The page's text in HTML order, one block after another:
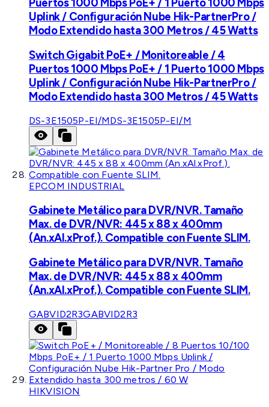
Uplink / Configuración Nube Hik-PartnerPro /
Modo Extendido hasta 300 Metros / 45 Watts
Switch Gigabit PoE+ / Monitoreable / 4
Puertos 1000 Mbps PoE+ / 1 Puerto 1000 Mbps
Uplink / Configuración Nube Hik-PartnerPro /
Modo Extendido hasta 300 Metros / 45 Watts
DS-3E1505P-EI/MDS-3E1505P-EI/M
EPCOM INDUSTRIAL
Gabinete Metálico para DVR/NVR. Tamaño
Max. de DVR/NVR: 445 x 88 x 400mm
(An.xAl.xProf.). Compatible con Fuente SLIM.
Gabinete Metálico para DVR/NVR. Tamaño
Max. de DVR/NVR: 445 x 88 x 400mm
(An.xAl.xProf.). Compatible con Fuente SLIM.
GABVID2R3GABVID2R3
HIKVISION